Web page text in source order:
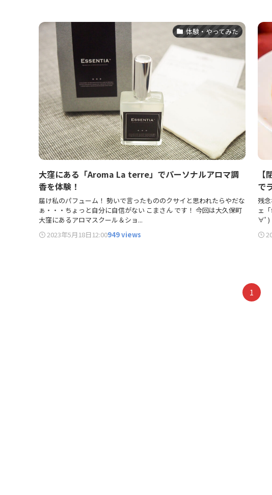
体験・やってみた
大窪にある「Aroma La terre」でパーソナルアロマ調
香を体験！
届け私のパフューム！ 勢いで言ったもののクサイと思われたらやだな
ぁ・・・ちょっと自分に自信がない こまさん です！ 今回は大久保町
大窪にあるアロマスクール＆ショ...
2023年5月18日12:00949 views
で
残
ェ
∀ﾟ)
1